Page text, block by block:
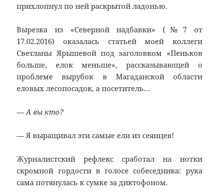
прихлопнул по ней раскрытой ладонью.
Вырезка из «Северной надбавки» (№7 от
17.02.2016) оказалась статьей моей коллеги
Светланы Ярышевой под заголовком «Пеньков
больше, елок меньше», рассказывающей о
проблеме вырубок в Магаданской области
еловых лесопосадок, а посетитель…
— А вы кто?
— Я выращивал эти самые ели из сеянцев!
Журналистский рефлекс сработал на нотки
скромной гордости в голосе собеседника: рука
сама потянулась к сумке за диктофоном.